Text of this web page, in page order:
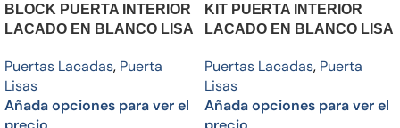
BLOCK PUERTA INTERIOR
LACADO EN BLANCO LISA
Puertas Lacadas, Puerta
Lisas
Añada opciones para ver el
KIT PUERTA INTERIOR
LACADO EN BLANCO LISA
Puertas Lacadas, Puerta
Lisas
Añada opciones para ver el